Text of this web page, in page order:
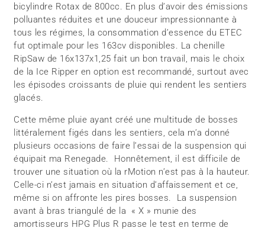
bicylindre Rotax de 800cc. En plus d’avoir des émissions
polluantes réduites et une douceur impressionnante à
tous les régimes, la consommation d’essence du ETEC
fut optimale pour les 163cv disponibles. La chenille
RipSaw de 16x137x1,25 fait un bon travail, mais le choix
de la Ice Ripper en option est recommandé, surtout avec
les épisodes croissants de pluie qui rendent les sentiers
glacés.
Cette même pluie ayant créé une multitude de bosses
littéralement figés dans les sentiers, cela m’a donné
plusieurs occasions de faire l’essai de la suspension qui
équipait ma Renegade. Honnêtement, il est difficile de
trouver une situation où la rMotion n’est pas à la hauteur.
Celle-ci n’est jamais en situation d’affaissement et ce,
même si on affronte les pires bosses. La suspension
avant à bras triangulé de la « X » munie des
amortisseurs HPG Plus R passe le test en terme de